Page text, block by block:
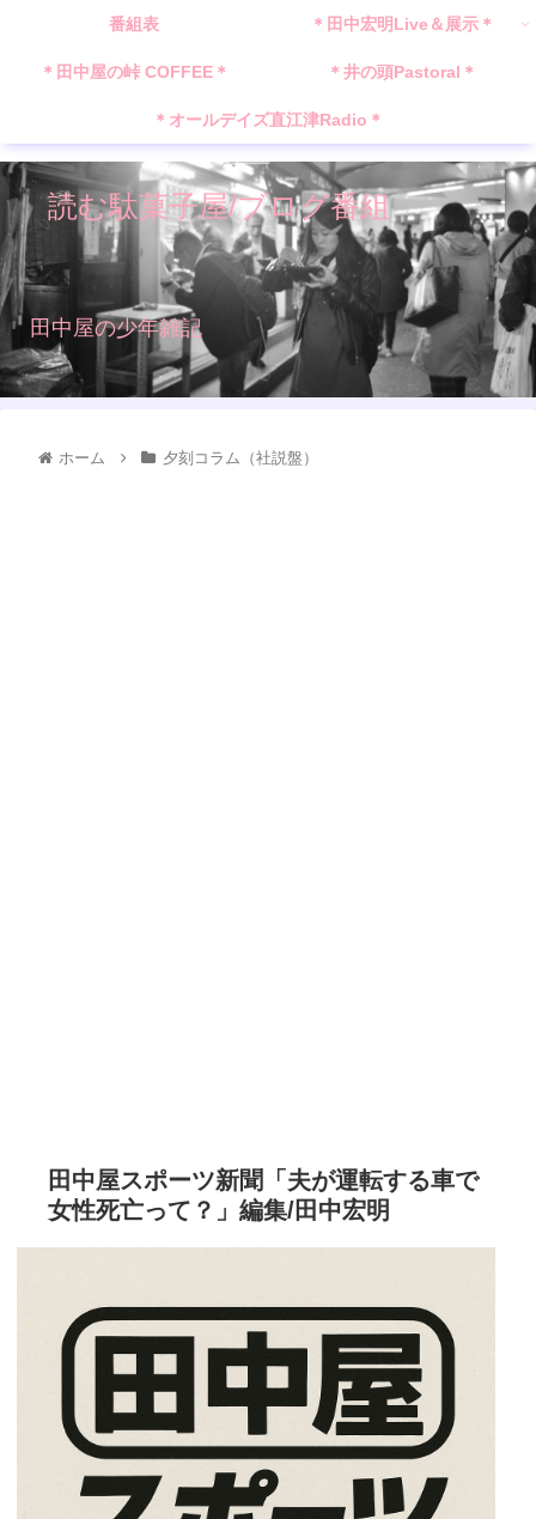
読む駄菓子屋/ブログ番組
田中屋の少年雑記
番組表 ＊田中宏明Live＆展示＊
＊田中屋の峠 COFFEE＊ ＊井の頭Pastoral＊
＊オールデイズ直江津Radio＊
ホーム 夕刻コラム（社説盤）
田中屋スポーツ新聞「夫が運転する車で
女性死亡って？」編集/田中宏明